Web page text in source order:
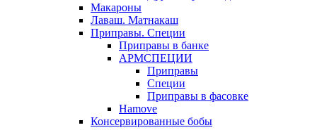
Макароны
Лаваш. Матнакаш
Приправы. Специи
Приправы в банке
АРМСПЕЦИИ
Приправы
Специи
Приправы в фасовке
Hamove
Консервированные бобы